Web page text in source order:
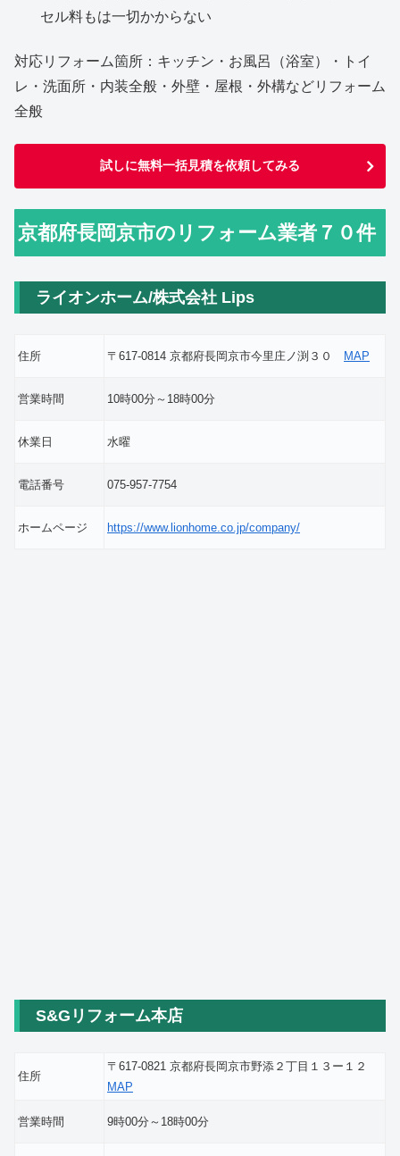
セル料もは一切かからない
対応リフォーム箇所：キッチン・お風呂（浴室）・トイ
レ・洗面所・内装全般・外壁・屋根・外構などリフォーム
全般
試しに無料一括見積を依頼してみる
京都府長岡京市のリフォーム業者７０件
ライオンホーム/株式会社 Lips
住所 〒617-0814 京都府長岡京市今里庄ノ渕３０ MAP
営業時間 10時00分～18時00分
休業日 水曜
電話番号 075-957-7754
ホームページ https://www.lionhome.co.jp/company/
S&Gリフォーム本店
住所
〒617-0821 京都府長岡京市野添２丁目１３ー１２
MAP
営業時間 9時00分～18時00分